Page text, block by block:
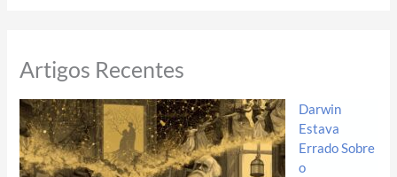
Artigos Recentes
Darwin
Estava
Errado Sobre
o